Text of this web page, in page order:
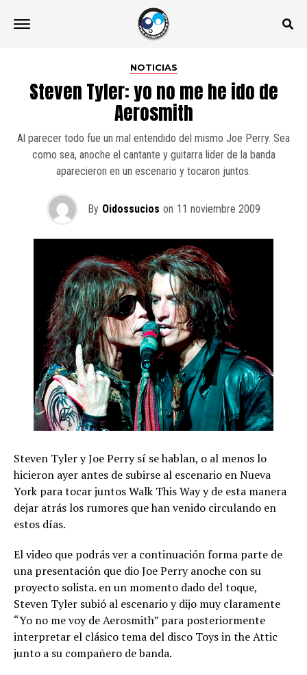
NOTICIAS
Steven Tyler: yo no me he ido de
Aerosmith
Al parecer todo fue un mal entendido del mismo Joe Perry. Sea
como sea, anoche el cantante y guitarra lider de la banda
aparecieron en un escenario y tocaron juntos.
By Oidossucios on 11 noviembre 2009
Steven Tyler y Joe Perry sí se hablan, o al menos lo
hicieron ayer antes de subirse al escenario en Nueva
York para tocar juntos Walk This Way y de esta manera
dejar atrás los rumores que han venido circulando en
estos días.
El video que podrás ver a continuación forma parte de
una presentación que dio Joe Perry anoche con su
proyecto solista. en un momento dado del toque,
Steven Tyler subió al escenario y dijo muy claramente
“Yo no me voy de Aerosmith” para posteriormente
interpretar el clásico tema del disco Toys in the Attic
junto a su compañero de banda.